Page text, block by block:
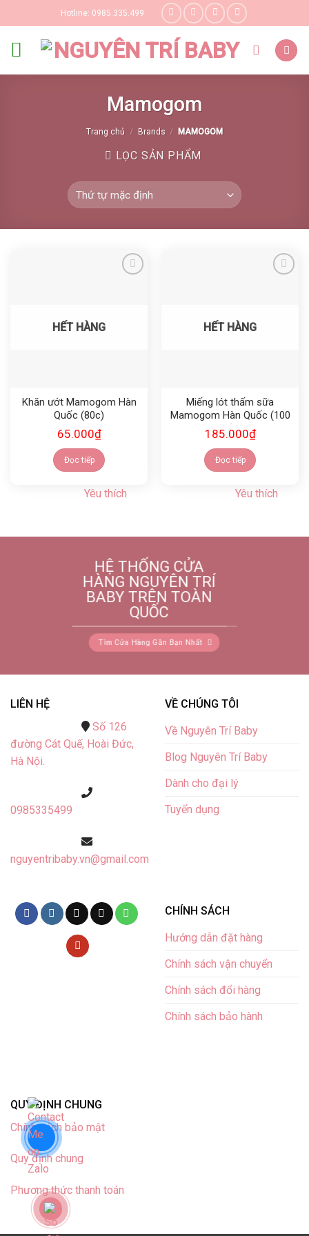
to
content
Hotline: 0985.335.499
Mamogom
Trang chủ / Brands / MAMOGOM
LỌC SẢN PHẨM
HẾT HÀNG
Khăn ướt Mamogom Hàn
Quốc (80c)
65.000₫
Đọc tiếp
Yêu thích
HẾT HÀNG
Miếng lót thấm sữa
Mamogom Hàn Quốc (100
miếng)
185.000₫
Đọc tiếp
Yêu thích
HỆ THỐNG CỬA
HÀNG NGUYÊN TRÍ
BABY TRÊN TOÀN
QUỐC
Tìm Cửa Hàng Gần Bạn Nhất
LIÊN HỆ
Số 126
đường Cát Quế, Hoài Đức,
Hà Nội.
0985335499
nguyentribaby.vn@gmail.com
VỀ CHÚNG TÔI
Về Nguyên Trí Baby
Blog Nguyên Trí Baby
Dành cho đại lý
Tuyển dụng
CHÍNH SÁCH
Hướng dẫn đặt hàng
Chính sách vận chuyển
Chính sách đổi hàng
Chính sách bảo hành
QUY ĐỊNH CHUNG
Chính sách bảo mật
Quy định chung
Phương thức thanh toán